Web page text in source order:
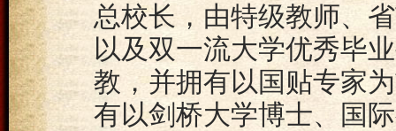
总校长，由特级教师、
以及双一流大学优秀毕
教，并拥有以国贴专家
有以剑桥大学博士、国